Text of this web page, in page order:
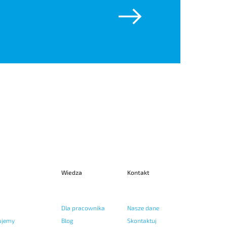
Wiedza
Dla pracownika
Blog
Kontakt
Nasze dane
Skontaktuj